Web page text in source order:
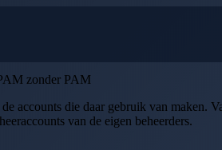
zonder PAM
accounts die daar gebruik van maken.
van de eigen beheerders.